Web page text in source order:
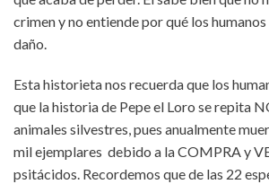
crimen y no entiende por qué los
daño.
Esta historieta nos recuerda que los
que la historia de Pepe el Loro se repita
animales silvestres, pues anualmente
mil ejemplares debido a la COMPRA y
psitácidos. Recordemos que de las 22